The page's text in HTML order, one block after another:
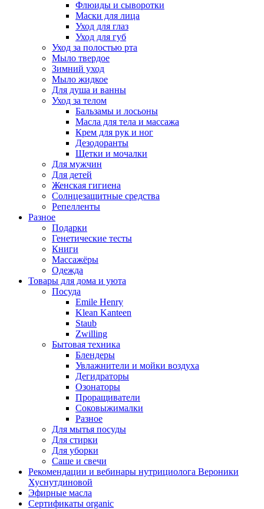
Флюиды и сыворотки
Маски для лица
Уход для глаз
Уход для губ
Уход за полостью рта
Мыло твердое
Зимний уход
Мыло жидкое
Для душа и ванны
Уход за телом
Бальзамы и лосьоны
Масла для тела и массажа
Крем для рук и ног
Дезодоранты
Щетки и мочалки
Для мужчин
Для детей
Женская гигиена
Солнцезащитные средства
Репелленты
Разное
Подарки
Генетические тесты
Книги
Массажёры
Одежда
Товары для дома и уюта
Посуда
Emile Henry
Klean Kanteen
Staub
Zwilling
Бытовая техника
Блендеры
Увлажнители и мойки воздуха
Дегидраторы
Озонаторы
Проращиватели
Соковыжималки
Разное
Для мытья посуды
Для стирки
Для уборки
Саше и свечи
Рекомендации и вебинары нутрициолога Вероники
Хуснутдиновой
Эфирные масла
Сертификаты organic